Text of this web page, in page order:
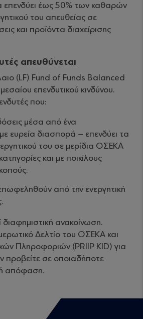
επενδύει έως 50% των καθαρών
του απευθείας σε
και προϊόντα διαχείρισης
απευθύνεται
(LF) Fund of Funds Balanced
επενδυτικού κινδύνου.
που:
μέσα από ένα
ευρεία διασπορά – επενδύει τα
του σε μερίδια ΟΣΕΚΑ
και με ποικίλους
από την ενεργητική
ανακοίνωση.
Δελτίο του ΟΣΕΚΑ και
Πληροφοριών (PRIIP KID) για
προβείτε σε οποιαδήποτε
απόφαση.